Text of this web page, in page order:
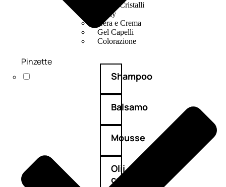
Sieri e Cristalli
Spray
Cera e Crema
Gel Capelli
Colorazione
Shampoo
Balsamo
Mousse
Olii
capelli
Pinzette